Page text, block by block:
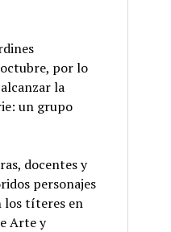
por lo
la
un grupo
docentes y
personajes
los títeres en
Arte y